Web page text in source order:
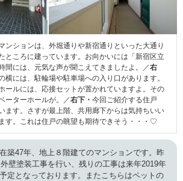
ンションは、外堀通りや新宿通りといった大通り
ところに建っています。お向かいには「新宿区立
間には、元気な声が聞こえてきましたよ。／右
横には、駐輪場や駐車場への入り口があります。
ールには、応接セットが置かれていますよ。その
ーターホールが。／右下・ 今回ご紹介する住戸
ます。さすが最上階、共用廊下からは気持ちいい
す。これは住戸の眺望も期待できそう・・・♡
築47年、地上８階建てのマンションです。昨
壁塗装工事を行い、残りの工事は来年2019年
定となっております。またこちらはペットの